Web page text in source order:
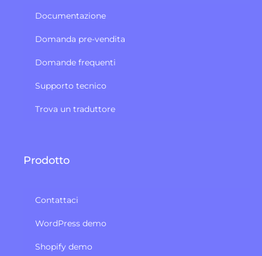
Documentazione
Domanda pre-vendita
Domande frequenti
Supporto tecnico
Trova un traduttore
Prodotto
Contattaci
WordPress demo
Shopify demo